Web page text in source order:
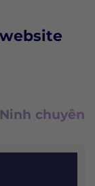
chuyên